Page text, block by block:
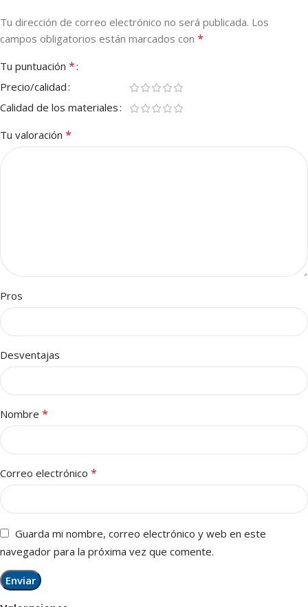
Tu dirección de correo electrónico no será publicada. Los
campos obligatorios están marcados con *
Tu puntuación *
Precio/calidad
Calidad de los materiales
Tu valoración *
Pros
Desventajas
Nombre *
Correo electrónico *
Guarda mi nombre, correo electrónico y web en este
navegador para la próxima vez que comente.